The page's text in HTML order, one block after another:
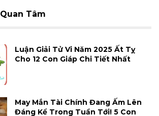
Tâm
Luận Giải Tử Vi Năm 2025 Ất Tỵ
Cho 12 Con Giáp Chi Tiết Nhất
May Mắn Tài Chính Đang Ấm Lên
Đáng Kể Trong Tuần Tới! 5 Con